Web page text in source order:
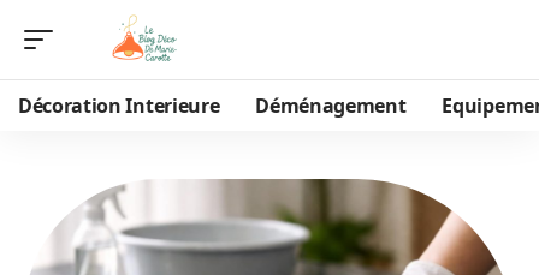
Décoration Interieure Déménagement